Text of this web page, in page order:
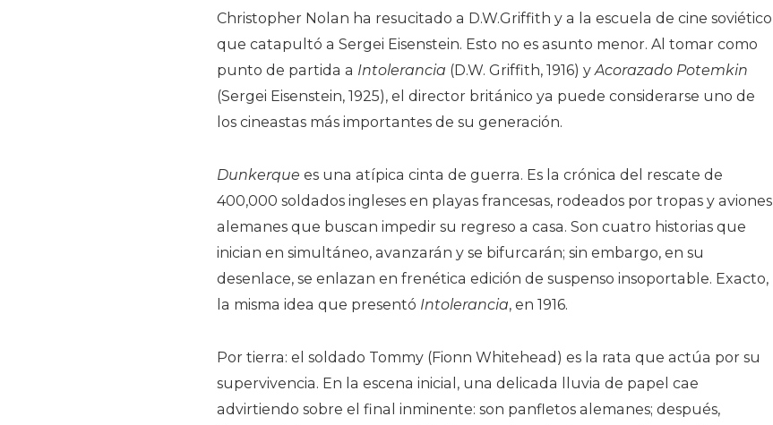
Christopher Nolan ha resucitado a D.W.Griffith y a la escuela de cine soviético
que catapultó a Sergei Eisenstein. Esto no es asunto menor. Al tomar como
punto de partida a Intolerancia (D.W. Griffith, 1916) yAcorazado Potemkin
(Sergei Eisenstein, 1925), el director británico ya puede considerarse uno de
los cineastas más importantes de su generación.
Dunkerque es una atípica cinta de guerra. Es la crónica del rescate de
400,000 soldados ingleses en playas francesas, rodeados por tropas y aviones
alemanes que buscan impedir su regreso a casa. Son cuatro historias que
inician en simultáneo, avanzarán y se bifurcarán; sin embargo, en su
desenlace, se enlazan en frenética edición de suspenso insoportable. Exacto,
la misma idea que presentó Intolerancia, en 1916.
Por tierra: el soldado Tommy (Fionn Whitehead) es la rata que actúa por su
supervivencia. En la escena inicial, una delicada lluvia de papel cae
advirtiendo sobre el final inminente: son panfletos alemanes; después,